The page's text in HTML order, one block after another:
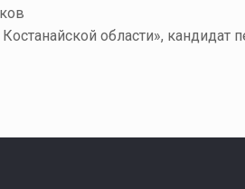
области», кандидат